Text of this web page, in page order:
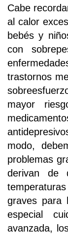
Cabe
al calor
bebés y
con
trastornos
mayor
modo,
problemas
derivan de
graves para
especial
avanzada,